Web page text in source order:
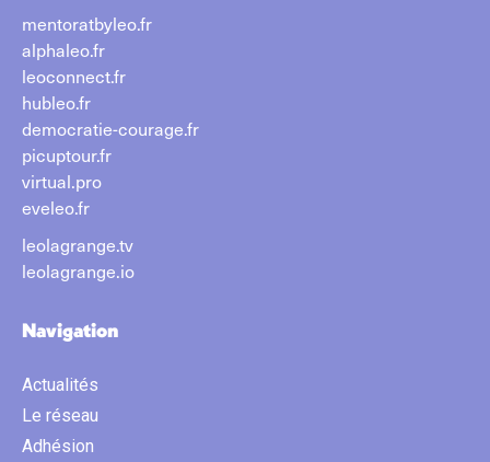
mentoratbyleo.fr
alphaleo.fr
leoconnect.fr
hubleo.fr
democratie-courage.fr
picuptour.fr
virtual.pro
eveleo.fr
leolagrange.tv
leolagrange.io
Navigation
Actualités
Le réseau
Adhésion